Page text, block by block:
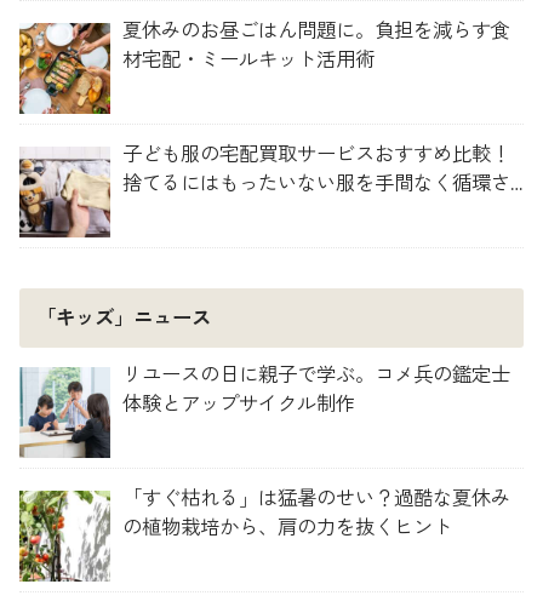
夏休みのお昼ごはん問題に。負担を減らす食
材宅配・ミールキット活用術
子ども服の宅配買取サービスおすすめ比較！
捨てるにはもったいない服を手間なく循環さ
「キッズ」ニュース
リユースの日に親子で学ぶ。コメ兵の鑑定士
体験とアップサイクル制作
「すぐ枯れる」は猛暑のせい？過酷な夏休み
の植物栽培から、肩の力を抜くヒント